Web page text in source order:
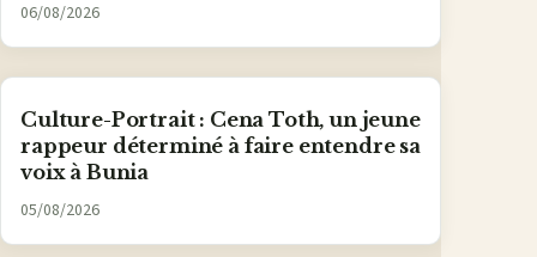
06/08/2026
Culture-Portrait : Cena Toth, un jeune
rappeur déterminé à faire entendre sa
voix à Bunia
05/08/2026